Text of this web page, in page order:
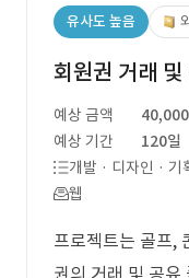
유사도 높음
회원권 거래
예상 금액
예상 기간
120일
개발 · 디자인 · 기
웹
프로젝트는 골프,
권의 거래 및 공유